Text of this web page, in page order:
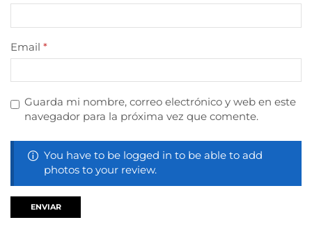
Email *
Guarda mi nombre, correo electrónico y web en este
navegador para la próxima vez que comente.
You have to be logged in to be able to add
photos to your review.